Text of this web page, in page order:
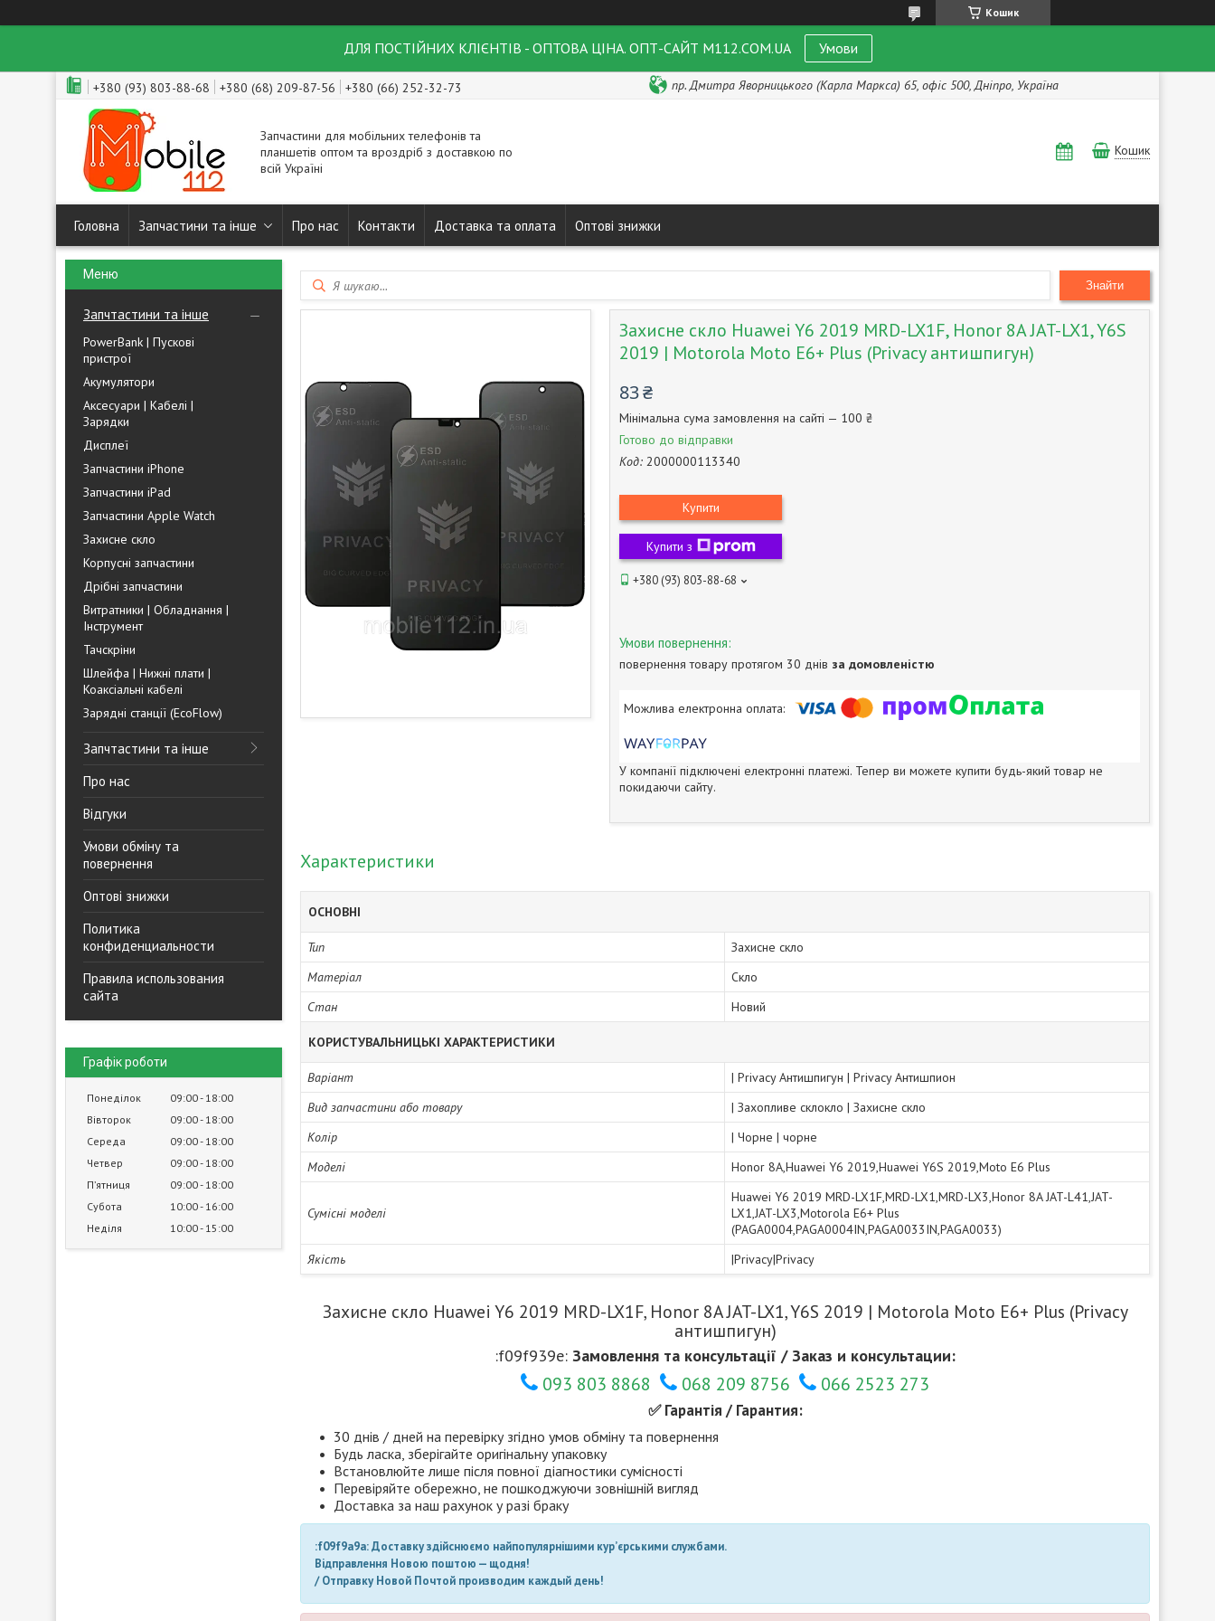
Кошик
ДЛЯ ПОСТІЙНИХ КЛІЄНТІВ - ОПТОВА ЦІНА. ОПТ-САЙТ M112.COM.UA Умови
+380 (93) 803-88-68 +380 (68) 209-87-56 +380 (66) 252-32-73 пр. Дмитра Яворницького (Карла Маркса) 65, офіс 500, Дніпро, Україна
Запчастини для мобільних телефонів та
планшетів оптом та вроздріб з доставкою по
всій Україні
Кошик
Головна Запчастини та інше Про нас Контакти Доставка та оплата Оптові знижки
Запчтастини та інше
PowerBank | Пускові
пристрої
Акумулятори
Аксесуари | Кабелі |
Зарядки
Дисплеї
Запчастини iPhone
Запчастини iPad
Запчастини Apple Watch
Захисне скло
Корпусні запчастини
Дрібні запчастини
Витратники | Обладнання |
Інструмент
Тачскріни
Шлейфа | Нижні плати |
Коаксіальні кабелі
Зарядні станції (EcoFlow)
Запчтастини та інше
Про нас
Відгуки
Умови обміну та
повернення
Оптові знижки
Политика
конфиденциальности
Правила использования
сайта
Графік роботи
Понеділок 09:00 18:00
Вівторок
09:00 18:00
Середа
09:00 18:00
Четвер
09:00 18:00
Пʼятниця
09:00 18:00
Субота
10:00 16:00
Неділя
10:00 15:00
Знайти
Захисне скло Huawei Y6 2019 MRD-LX1F, Honor 8A JAT-LX1, Y6S
2019 | Motorola Moto E6+ Plus (Privacy антишпигун)
83 ₴
Мінімальна сума замовлення на сайті — 100 ₴
Готово до відправки
Код: 2000000113340
Купити
Купити з
+380 (93) 803-88-68
повернення товару протягом 30 днів за домовленістю
У компанії підключені електронні платежі. Тепер ви можете купити будь-який товар не
покидаючи сайту.
Характеристики
ОСНОВНІ
Тип
Захисне скло
Матеріал
Скло
Стан
Новий
КОРИСТУВАЛЬНИЦЬКІ ХАРАКТЕРИСТИКИ
Варіант
| Privacy Антишпигун | Privacy Антишпион
Вид запчастини або товару
| Захопливе склокло | Захисне скло
Колір
| Чорне | чорне
Моделі
Honor 8A,Huawei Y6 2019,Huawei Y6S 2019,Moto E6 Plus
Сумісні моделі
Huawei Y6 2019 MRD-LX1F,MRD-LX1,MRD-LX3,Honor 8A JAT-L41,JAT-
LX1,JAT-LX3,Motorola E6+ Plus
(PAGA0004,PAGA0004IN,PAGA0033IN,PAGA0033)
Якість
|Privacy|Privacy
Захисне скло Huawei Y6 2019 MRD-LX1F, Honor 8A JAT-LX1, Y6S 2019 | Motorola Moto E6+ Plus (Privacy
антишпигун)
:f09f939e: Замовлення та консультації / Заказ и консультации:
093 803 8868 068 209 8756 066 2523 273
✅ Гарантія / Гарантия:
30 днів / дней на перевірку згідно умов обміну та повернення
Будь ласка, зберігайте оригінальну упаковку
Встановлюйте лише після повної діагностики сумісності
Перевіряйте обережно, не пошкоджуючи зовнішній вигляд
Доставка за наш рахунок у разі браку
:f09f9a9a: Доставку здійснюємо найпопулярнішими кур’єрськими службами.
Відправлення Новою поштою — щодня!
/ Отправку Новой Почтой производим каждый день!